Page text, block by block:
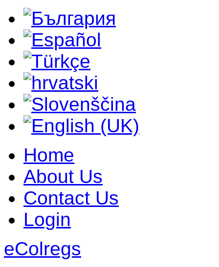
Home
About Us
Contact Us
Login
eColregs